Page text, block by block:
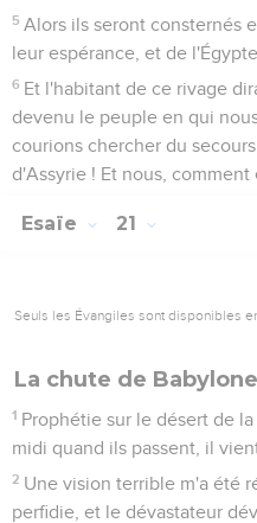
5 Alors ils seront consternés
leur espérance, et de
6 Et l'habitant de ce rivage
devenu le peuple en qui
courions chercher du
d'Assyrie ! Et nous, comment
Esaïe 21
Seuls les Évangiles sont disponibles
La chute de Babylone
1 Prophétie sur le désert de
midi quand ils passent, il
2 Une vision terrible m'a été
perfidie, et le dévastateur